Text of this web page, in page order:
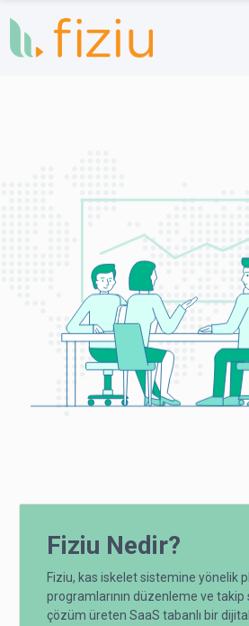
Fiziu Nedir?
Fiziu, kas iskelet sistemine yönelik
programlarının düzenleme ve
çözüm üreten SaaS tabanlı bir